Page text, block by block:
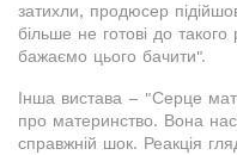
затихли, продюсер
більше не готові до
бажаємо цього бачити".
Інша вистава – "Серце
про материнство. Вона
справжній шок. Реакція